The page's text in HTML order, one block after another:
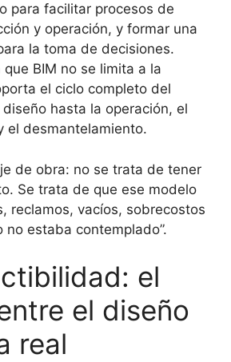
para facilitar procesos de
y operación, y formar una
la toma de decisiones.
BIM no se limita a la
el ciclo completo del
hasta la operación, el
el desmantelamiento.
de obra: no se trata de tener
Se trata de que ese modelo
reclamos, vacíos, sobrecostos
no estaba contemplado”.
el
el diseño
real